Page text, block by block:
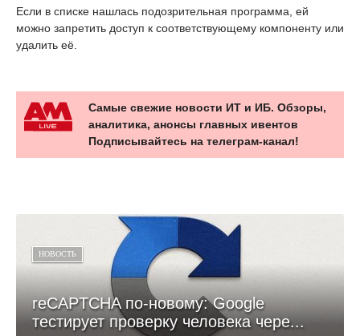
Если в списке нашлась подозрительная программа, ей
можно запретить доступ к соответствующему компоненту или
удалить её.
Самые свежие новости ИТ и ИБ. Обзоры,
аналитика, анонсы главных ивентов
Подписывайтесь на телеграм-канал!
НОВОСТЬ
reCAPTCHA по-новому: Google
тестирует проверку человека чере...